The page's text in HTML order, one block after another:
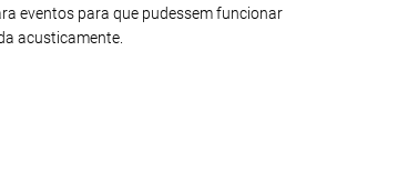
eventos para que pudessem funcionar
acusticamente.